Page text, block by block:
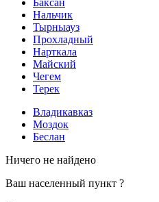
Нальчик
Тырныауз
Прохладный
Нарткала
Майский
Чегем
Терек
Владикавказ
Моздок
Беслан
Ничего не найдено
Ваш населенный пункт ?